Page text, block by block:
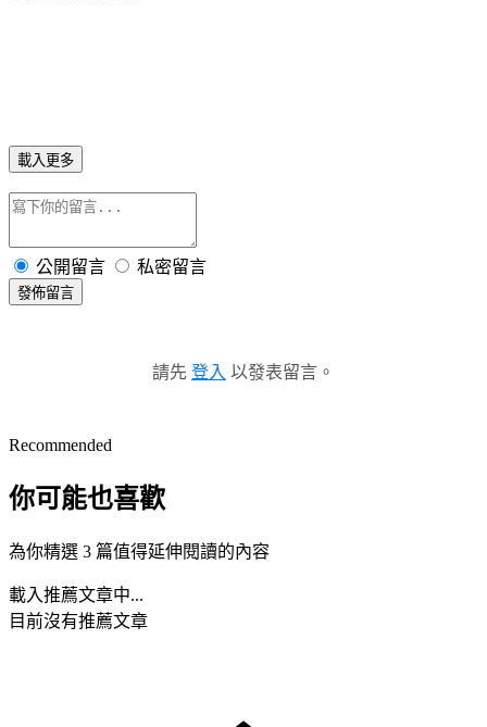
載入更多
公開留言 私密留言
發佈留言
請先 登入 以發表留言。
Recommended
你可能也喜歡
為你精選 3 篇值得延伸閱讀的內容
載入推薦文章中...
目前沒有推薦文章